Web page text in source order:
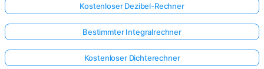
Kostenloser Dezibel-Rechner
Bestimmter Integralrechner
Kostenloser Dichterechner